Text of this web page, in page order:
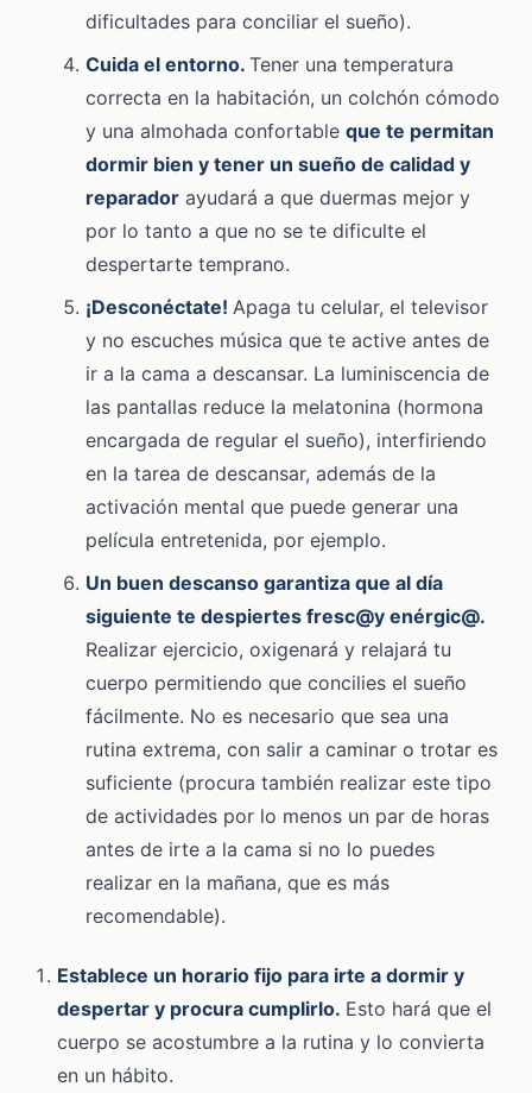
dificultades para conciliar el sueño).
Cuida el entorno. Tener una temperatura
correcta en la habitación, un colchón cómodo
y una almohada confortable que te permitan
dormir bien y tener un sueño de calidad y
reparador ayudará a que duermas mejor y
por lo tanto a que no se te dificulte el
despertarte temprano.
¡Desconéctate! Apaga tu celular, el televisor
y no escuches música que te active antes de
ir a la cama a descansar. La luminiscencia de
las pantallas reduce la melatonina (hormona
encargada de regular el sueño), interfiriendo
en la tarea de descansar, además de la
activación mental que puede generar una
película entretenida, por ejemplo.
Un buen descanso garantiza que al día
siguiente te despiertes fresc@y enérgic@.
Realizar ejercicio, oxigenará y relajará tu
cuerpo permitiendo que concilies el sueño
fácilmente. No es necesario que sea una
rutina extrema, con salir a caminar o trotar es
suficiente (procura también realizar este tipo
de actividades por lo menos un par de horas
antes de irte a la cama si no lo puedes
realizar en la mañana, que es más
recomendable).
Establece un horario fijo para irte a dormir y
despertar y procura cumplirlo. Esto hará que el
cuerpo se acostumbre a la rutina y lo convierta
en un hábito.